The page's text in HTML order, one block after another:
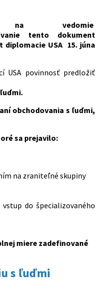
vedomie
tento dokument
USA 15. júna
USA povinnosť predložiť
obchodovania s ľuďmi,
sa prejavilo:
na zraniteľné skupiny
do špecializovaného
miere zadefinované
s ľuďmi